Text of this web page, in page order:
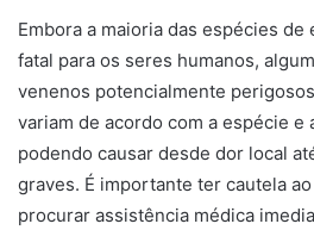
Embora a maioria das espécies
fatal para os seres humanos,
venenos potencialmente
variam de acordo com a espécie e
podendo causar desde dor local
graves. É importante ter cautela
procurar assistência médica